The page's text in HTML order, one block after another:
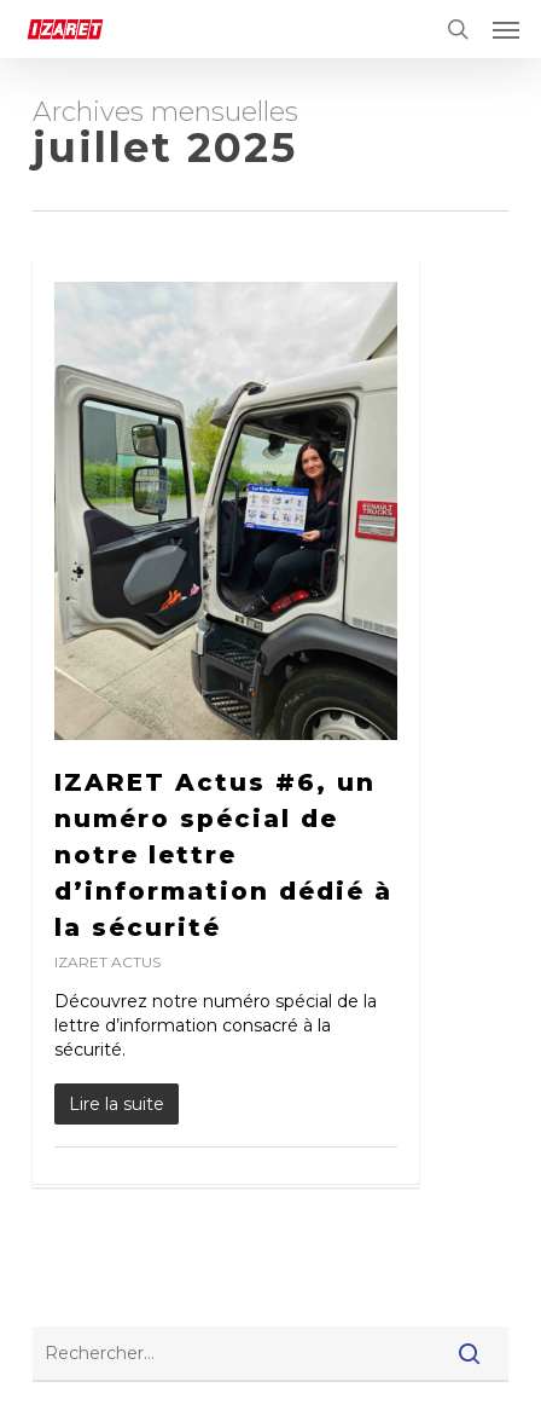
Archives mensuelles
juillet 2025
IZARET Actus #6, un
numéro spécial de
notre lettre
d’information dédié à
la sécurité
IZARET ACTUS
Découvrez notre numéro spécial de la
lettre d’information consacré à la
sécurité.
Lire la suite